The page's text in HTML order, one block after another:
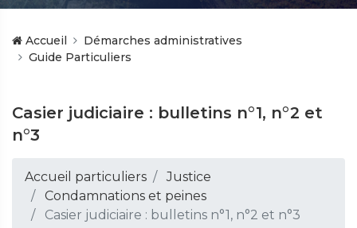
Accueil
Démarches administratives
Guide Particuliers
Casier judiciaire : bulletins n°1, n°2 et
n°3
Accueil particuliers
Justice
Condamnations et peines
Casier judiciaire : bulletins n°1, n°2 et n°3